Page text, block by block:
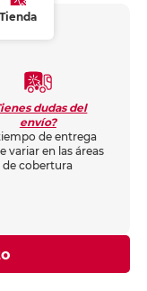
Tienda
dudas del
envío?
de entrega
variar en las áreas
de cobertura